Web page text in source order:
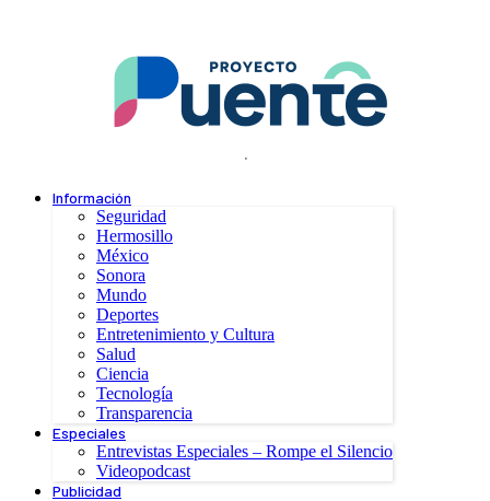
.
Información
Seguridad
Hermosillo
México
Sonora
Mundo
Deportes
Entretenimiento y Cultura
Salud
Ciencia
Tecnología
Transparencia
Especiales
Entrevistas Especiales – Rompe el Silencio
Videopodcast
Publicidad